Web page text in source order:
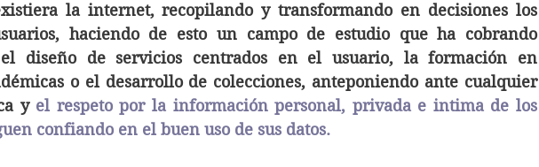
la internet, recopilando y transformando en decisiones los
haciendo de esto un campo de estudio que ha cobrando
diseño de servicios centrados en el usuario, la formación en
o el desarrollo de colecciones, anteponiendo ante cualquier
y el respeto por la información personal, privada e intima de los
confiando en el buen uso de sus datos.